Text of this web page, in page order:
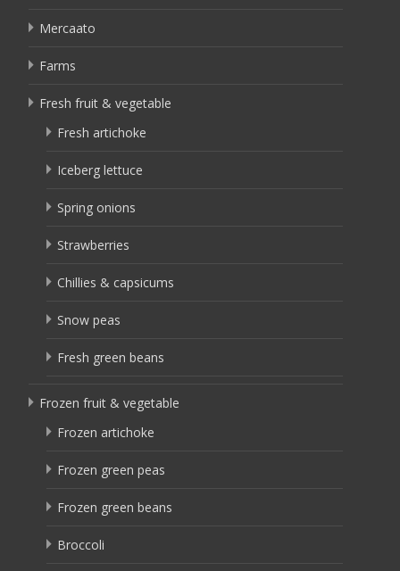
Mercaato
Farms
Fresh fruit & vegetable
Fresh artichoke
Iceberg lettuce
Spring onions
Strawberries
Chillies & capsicums
Snow peas
Fresh green beans
Frozen fruit & vegetable
Frozen artichoke
Frozen green peas
Frozen green beans
Broccoli